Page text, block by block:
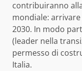
contribuiranno
mondiale:
2030. In modo
(leader nella
permesso di
Italia.